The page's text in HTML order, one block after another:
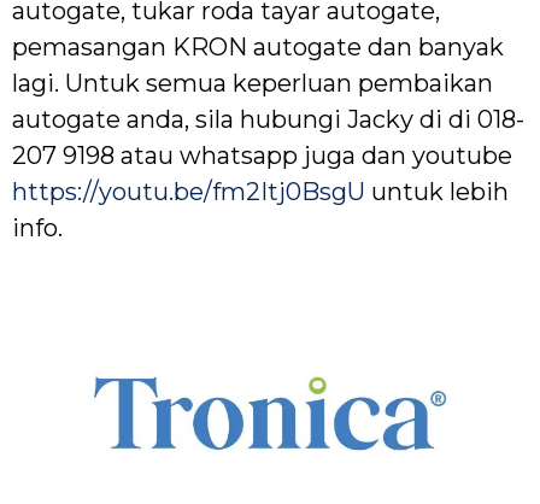
autogate, tukar roda tayar autogate,
pemasangan KRON autogate dan banyak
lagi. Untuk semua keperluan pembaikan
autogate anda, sila hubungi Jacky di di 018-
207 9198 atau whatsapp juga dan youtube
https://youtu.be/fm2Itj0BsgU untuk lebih
info.